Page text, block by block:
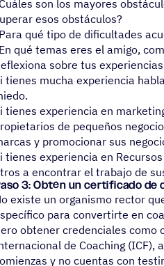
son los mayores
esos obstáculos?
qué tipo de dificultades
qué temas eres el amigo,
sobre tus
tienes mucha experiencia
tienes experiencia en
de pequeños
y promocionar sus
tienes experiencia en
a encontrar el trabajo de
3: Obtén un certi­fi­cado de
existe un organismo rector
para convertirte en
obtener credenciales como
de Coaching (ICF),
y no cuentas con